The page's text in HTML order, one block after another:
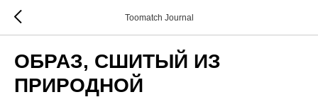
Toomatch Journal
ОБРАЗ, СШИТЫЙ ИЗ
ПРИРОДНОЙ